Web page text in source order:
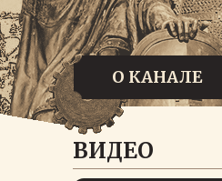
О КАНАЛЕ
ВИДЕО